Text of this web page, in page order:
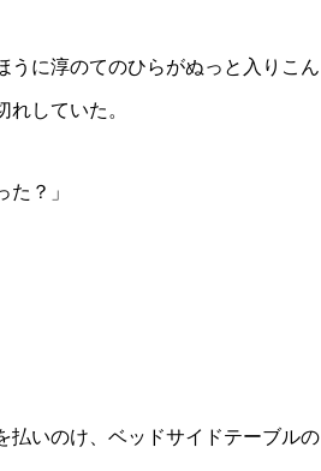
に淳のてのひらがぬっと入りこん
していた。
？」
いのけ、ベッドサイドテーブルの